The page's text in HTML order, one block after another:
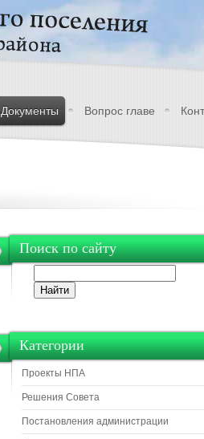
Документы Вопрос главе
Поиск по сайту
Категории
Проекты НПА
Решения Совета
Постановления администрации